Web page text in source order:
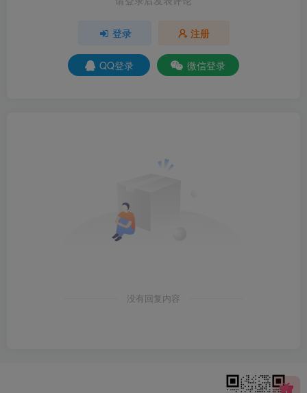
登录 注册
QQ登录 微信登录
没有回复内容